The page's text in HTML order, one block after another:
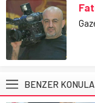
BENZER